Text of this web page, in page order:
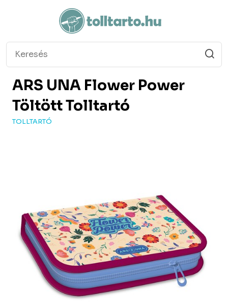
ARS UNA Flower Power
Töltött Tolltartó
TOLLTARTÓ